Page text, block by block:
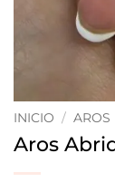
INICIO / AROS
Aros